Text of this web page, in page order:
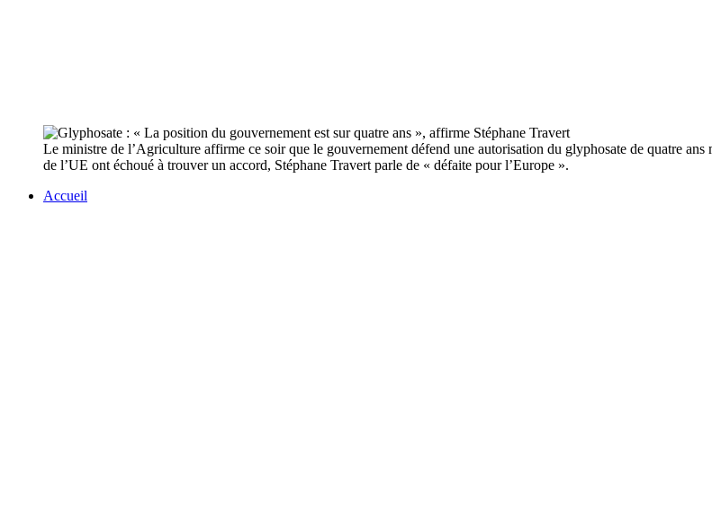
Le ministre de l’Agriculture affirme ce soir que le gouvernement défend une autorisation du glyphosate de quatre
de l’UE ont échoué à trouver un accord, Stéphane Travert parle de « défaite pour l’Europe ».
Accueil